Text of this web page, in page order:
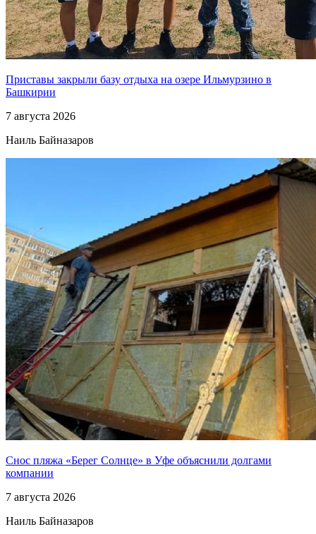
Приставы закрыли базу отдыха на озере Ильмурзино в
Башкирии
7 августа 2026
Наиль Байназаров
Снос пляжа «Берег Солнце» в Уфе объяснили долгами
компании
7 августа 2026
Наиль Байназаров